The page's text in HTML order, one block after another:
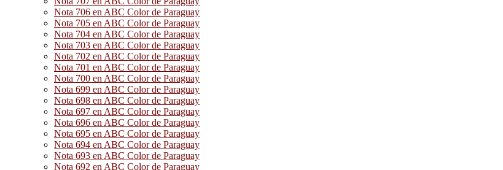
Nota 706 en ABC Color de Paraguay
Nota 705 en ABC Color de Paraguay
Nota 704 en ABC Color de Paraguay
Nota 703 en ABC Color de Paraguay
Nota 702 en ABC Color de Paraguay
Nota 701 en ABC Color de Paraguay
Nota 700 en ABC Color de Paraguay
Nota 699 en ABC Color de Paraguay
Nota 698 en ABC Color de Paraguay
Nota 697 en ABC Color de Paraguay
Nota 696 en ABC Color de Paraguay
Nota 695 en ABC Color de Paraguay
Nota 694 en ABC Color de Paraguay
Nota 693 en ABC Color de Paraguay
Nota 692 en ABC Color de Paraguay